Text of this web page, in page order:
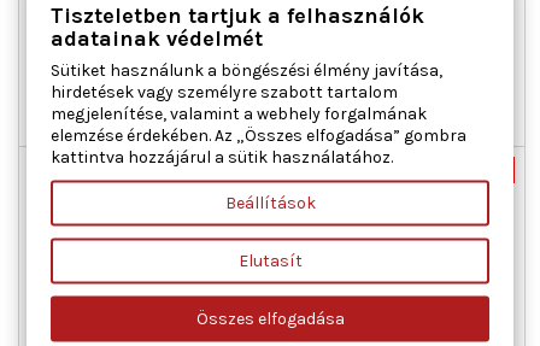
elektromos, Tömeg [kg] : 1,000
Ár
22 417 Ft
ár
 Kosárba Bővebben
 Nincs-készleten
Tiszteletben tartjuk a felhasználók
adatainak védelmét
Sütiket használunk a böngészési élmény javítása,
hirdetések vagy személyre szabott tartalom
megjelenítése, valamint a webhely forgalmának
elemzése érdekében. Az „Összes elfogadása” gombra
kattintva hozzájárul a sütik használatához.
Beállítások
Elutasít
Összes elfogadása